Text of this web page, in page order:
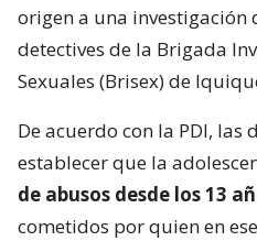
origen a una
detectives de la Brigada
Sexuales (Brisex) de
De acuerdo con la PDI,
establecer que la
de abusos desde los 13
cometidos por quien en